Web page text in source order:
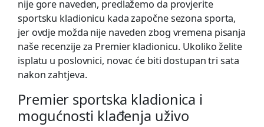
nije gore naveden, predlažemo da provjerite
sportsku kladionicu kada započne sezona sporta,
jer ovdje možda nije naveden zbog vremena pisanja
naše recenzije za Premier kladionicu. Ukoliko želite
isplatu u poslovnici, novac će biti dostupan tri sata
nakon zahtjeva.
Premier sportska kladionica i
mogućnosti klađenja uživo